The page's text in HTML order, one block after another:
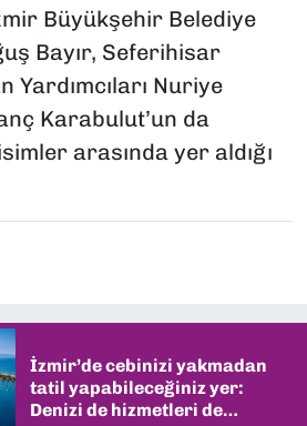
Büyükşehir Belediye
Bayır, Seferihisar
Yardımcıları Nuriye
Karabulut’un da
arasında yer aldığı
İzmir’de cebinizi yakmadan
tatil yapabileceğiniz yer:
Denizi de hizmetleri de